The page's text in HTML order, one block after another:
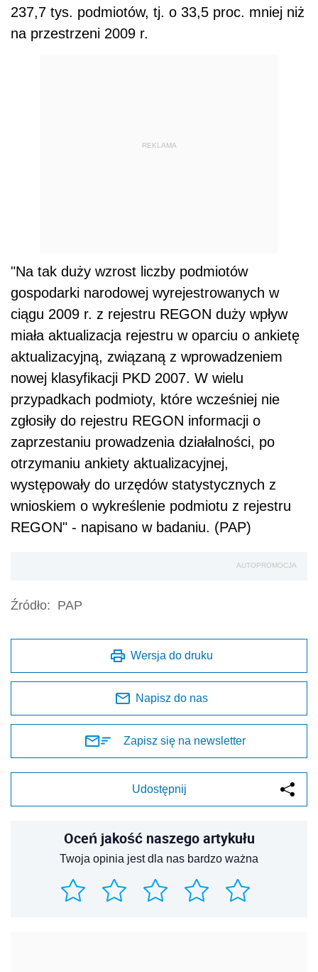
237,7 tys. podmiotów, tj. o 33,5 proc. mniej niż
na przestrzeni 2009 r.
REKLAMA
"Na tak duży wzrost liczby podmiotów
gospodarki narodowej wyrejestrowanych w
ciągu 2009 r. z rejestru REGON duży wpływ
miała aktualizacja rejestru w oparciu o ankietę
aktualizacyjną, związaną z wprowadzeniem
nowej klasyfikacji PKD 2007. W wielu
przypadkach podmioty, które wcześniej nie
zgłosiły do rejestru REGON informacji o
zaprzestaniu prowadzenia działalności, po
otrzymaniu ankiety aktualizacyjnej,
występowały do urzędów statystycznych z
wnioskiem o wykreślenie podmiotu z rejestru
REGON" - napisano w badaniu. (PAP)
AUTOPROMOCJA
Źródło: PAP
Wersja do druku
Napisz do nas
Zapisz się na newsletter
Udostępnij
Oceń jakość naszego artykułu
Twoja opinia jest dla nas bardzo ważna